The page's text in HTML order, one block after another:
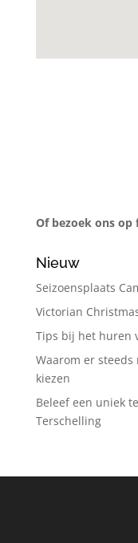
Of bezoek ons op
Nieuw
Seizoensplaats
Victorian
Tips bij het huren
Waarom er
kiezen
Beleef een uniek
Terschelling